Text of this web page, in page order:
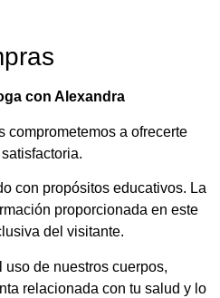
con Alexandra
comprometemos a ofrecerte
con propósitos educativos. La
proporcionada en este
del visitante.
de nuestros cuerpos,
relacionada con tu salud y lo